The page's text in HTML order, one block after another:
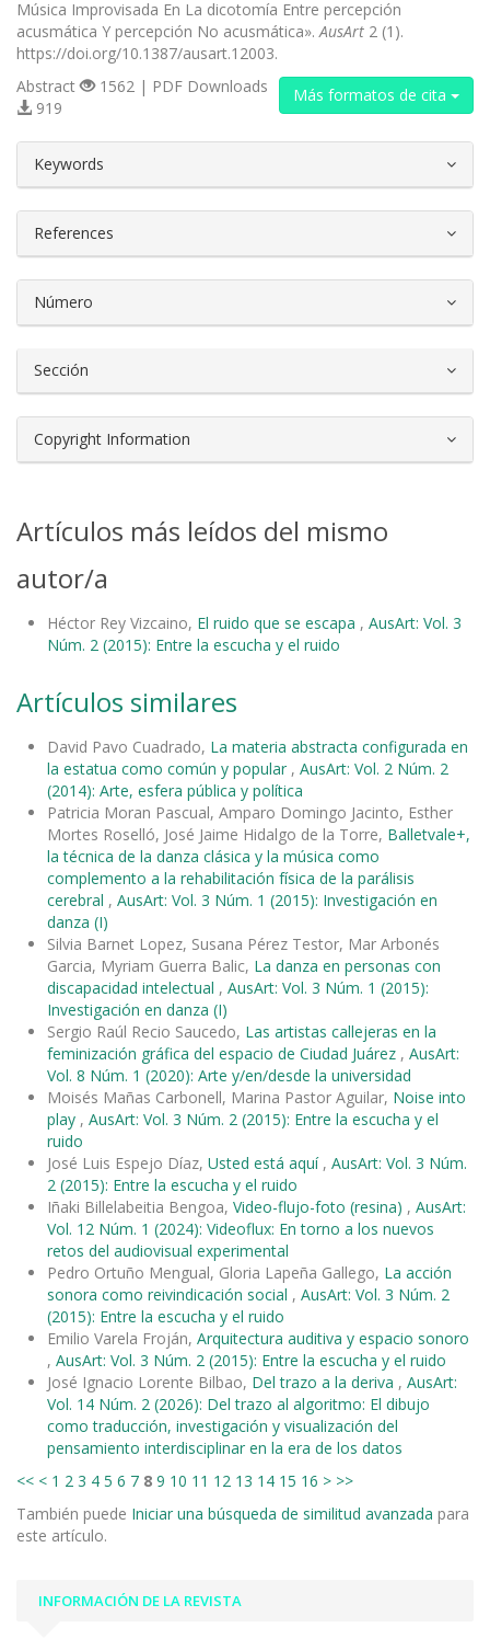
Música Improvisada En La dicotomía Entre percepción
acusmática Y percepción No acusmática». AusArt 2 (1).
https://doi.org/10.1387/ausart.12003.
Más formatos de cita
Abstract
1562 | PDF Downloads
919
Keywords
References
Número
Sección
Copyright Information
Artículos más leídos del mismo
autor/a
Héctor Rey Vizcaino, El ruido que se escapa , AusArt: Vol. 3
Núm. 2 (2015): Entre la escucha y el ruido
Artículos similares
David Pavo Cuadrado, La materia abstracta configurada en
la estatua como común y popular , AusArt: Vol. 2 Núm. 2
(2014): Arte, esfera pública y política
Patricia Moran Pascual, Amparo Domingo Jacinto, Esther
Mortes Roselló, José Jaime Hidalgo de la Torre, Balletvale+,
la técnica de la danza clásica y la música como
complemento a la rehabilitación física de la parálisis
cerebral , AusArt: Vol. 3 Núm. 1 (2015): Investigación en
danza (I)
Silvia Barnet Lopez, Susana Pérez Testor, Mar Arbonés
Garcia, Myriam Guerra Balic, La danza en personas con
discapacidad intelectual , AusArt: Vol. 3 Núm. 1 (2015):
Investigación en danza (I)
Sergio Raúl Recio Saucedo, Las artistas callejeras en la
feminización gráfica del espacio de Ciudad Juárez , AusArt:
Vol. 8 Núm. 1 (2020): Arte y/en/desde la universidad
Moisés Mañas Carbonell, Marina Pastor Aguilar, Noise into
play , AusArt: Vol. 3 Núm. 2 (2015): Entre la escucha y el
ruido
José Luis Espejo Díaz, Usted está aquí , AusArt: Vol. 3 Núm.
2 (2015): Entre la escucha y el ruido
Iñaki Billelabeitia Bengoa, Video-flujo-foto (resina) , AusArt:
Vol. 12 Núm. 1 (2024): Videoflux: En torno a los nuevos
retos del audiovisual experimental
Pedro Ortuño Mengual, Gloria Lapeña Gallego, La acción
sonora como reivindicación social , AusArt: Vol. 3 Núm. 2
(2015): Entre la escucha y el ruido
Emilio Varela Froján, Arquitectura auditiva y espacio sonoro
, AusArt: Vol. 3 Núm. 2 (2015): Entre la escucha y el ruido
José Ignacio Lorente Bilbao, Del trazo a la deriva , AusArt:
Vol. 14 Núm. 2 (2026): Del trazo al algoritmo: El dibujo
como traducción, investigación y visualización del
pensamiento interdisciplinar en la era de los datos
<< < 1 2 3 4 5 6 7 8 9 10 11 12 13 14 15 16 > >>
También puede Iniciar una búsqueda de similitud avanzada para
este artículo.
INFORMACIÓN DE LA REVISTA